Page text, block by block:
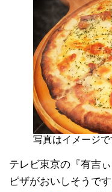
写真はイメージで
テレビ東京の『有吉
ピザがおいしそうで